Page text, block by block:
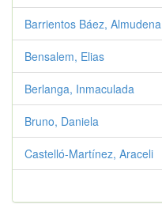
Barrientos Báez, Almudena
Bensalem, Elias
Berlanga, Inmaculada
Bruno, Daniela
Castelló-Martínez, Araceli